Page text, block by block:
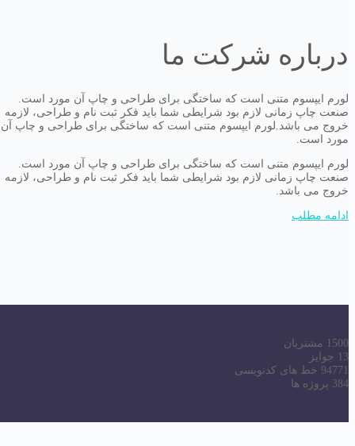
درباره شرکت ما
لورم ایپسوم متنی است که ساختگی برای طراحی و چاپ آن مورد است.
صنعت چاپ زمانی لازم بود شرایطی شما باید فکر ثبت نام و طراحی، لازمه
خروج می باشد.لورم ایپسوم متنی است که ساختگی برای طراحی و چاپ آن
مورد است.
لورم ایپسوم متنی است که ساختگی برای طراحی و چاپ آن مورد است.
صنعت چاپ زمانی لازم بود شرایطی شما باید فکر ثبت نام و طراحی، لازمه
خروج می باشد.
ادامه مطلب
1500 مشتریان
13 جوایز
94771 خط های کدنویسی
384 پروژه ها